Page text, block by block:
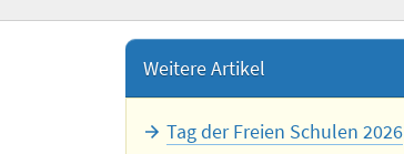
Weitere Artikel
Tag der Freien Schulen 2026